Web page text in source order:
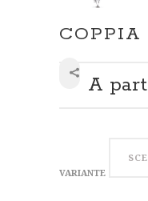
A
VARIANTE